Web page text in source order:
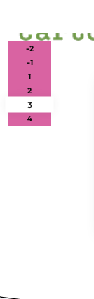
-2
-1
1
2
3
4